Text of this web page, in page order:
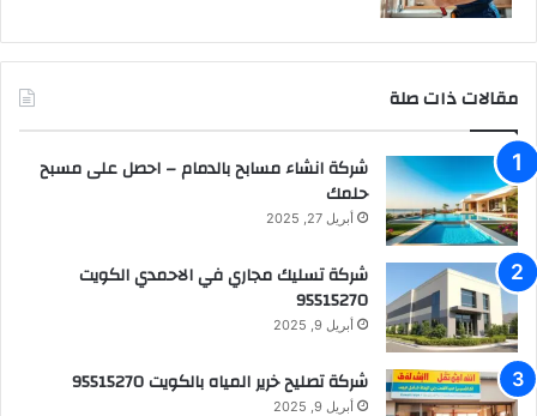
مقالات ذات صلة
شركة انشاء مسابح بالدمام – احصل على مسبح
حلمك
أبريل 27, 2025
شركة تسليك مجاري في الاحمدي الكويت
95515270
أبريل 9, 2025
شركة تصليح خرير المياه بالكويت 95515270
أبريل 9, 2025